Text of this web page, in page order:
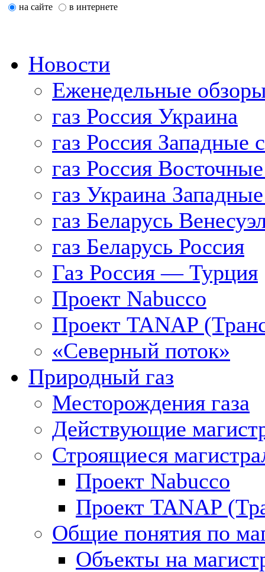
на сайте в интернете
Новости
Еженедельные
газ Россия Украина
газ Россия Западные
газ Россия
газ Украина
газ Беларусь
газ Беларусь Россия
Газ Россия — Турция
Проект Nabucco
Проект TANAP
«Северный поток»
Природный газ
Месторождения газа
Действующие
Строящиеся
Проект Nabucco
Проект TANAP
Общие понятия по
Объекты на